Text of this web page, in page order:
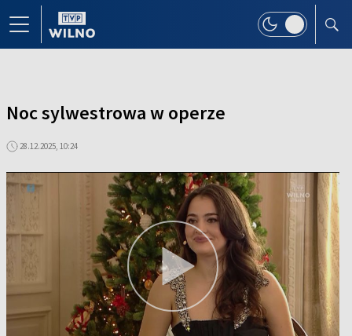
Noc sylwestrowa w operze
28.12.2025, 10:24